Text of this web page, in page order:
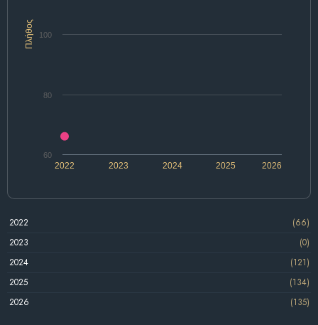
Πλήθος
2025
2022 2023 2024 2026
60
80
100
2022
(66)
2023
(0)
2024
(121)
2025
(134)
2026
(135)